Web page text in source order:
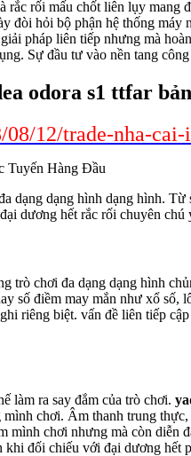
rối mấu chốt liên lụy mang
hỏi bộ phận hệ thống
pháp liên tiếp nhưng mà
Sự đầu tư vào nền tang
odora s1 ttfar
12/trade-nha-
dạng dạng hình dạng hình.
dương hết rắc rối chuyên chú
trò chơi đa dạng dạng hình
số điềm may mắn như xổ
riêng biệt. vấn đề liên tiếp
làm ra say đắm của trò chơi.
chơi. Âm thanh trung
chơi nhưng mà còn diễn
khi đối chiếu với đại dương hết